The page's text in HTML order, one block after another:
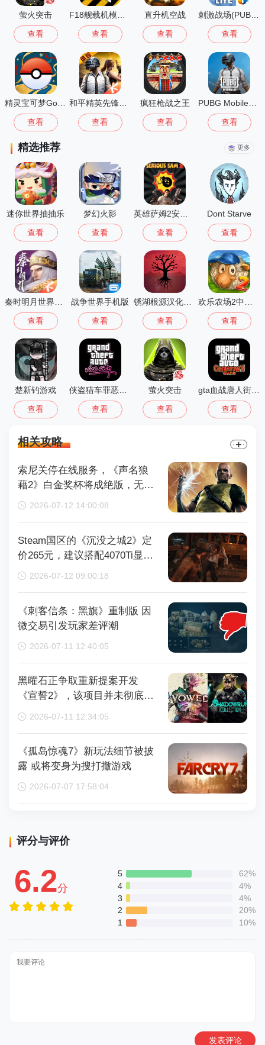
萤火突击
查看 查看
直升机空战
查看 查看
精灵宝可梦Go(Pokémon GO)
查看
和平精英先锋服安装2026最新版
查看
疯狂枪战之王
查看
PUBG Mobile国际版
查看
精选推荐 更多
迷你世界抽抽乐
查看
梦幻火影
查看 查看
Dont Starve
查看
查看
战争世界手机版
查看 查看 查看
楚新钓游戏
查看 查看
萤火突击
查看 查看
相关攻略
索尼关停在线服务，《声名狼
藉2》白金奖杯将成绝版，无法
再获取
2026-07-12 14:00:08
Steam国区的《沉没之城2》定
价265元，建议搭配4070Ti显卡
以获得较好体验
2026-07-12 09:00:18
《刺客信条：黑旗》重制版 因
微交易引发玩家差评潮
2026-07-11 12:40:05
黑曜石正争取重新提案开发
《宣誓2》，该项目并未彻底取
消
2026-07-11 12:34:05
《孤岛惊魂7》新玩法细节被披
露 或将变身为搜打撤游戏
2026-07-07 17:58:04
评分与评价
6.2分
5
62%
4
4%
3
4%
2
20%
1
10%
发表评论